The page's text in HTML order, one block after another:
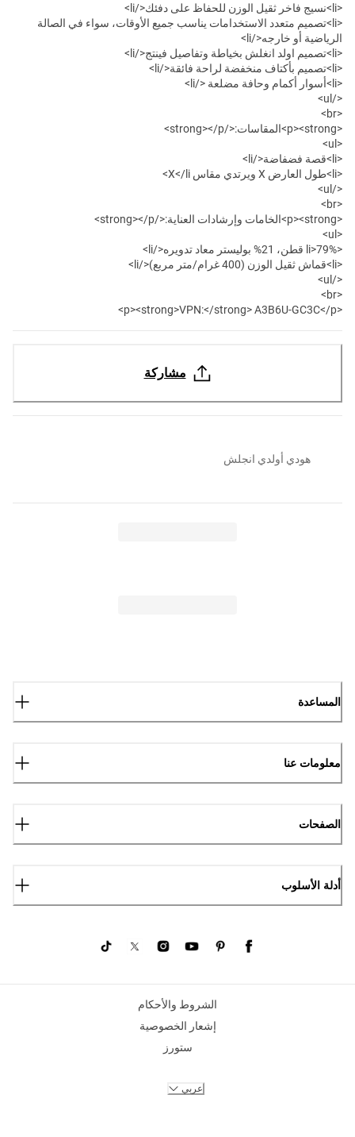
<li>نسيج فاخر ثقيل الوزن للحفاظ على دفئك</li>
<li>تصميم متعدد الاستخدامات يناسب جميع الأوقات، سواء في الصالة
الرياضية أو خارجه</li>
<li>تصميم اولد انغلش بخياطة وتفاصيل فينتج</li>
<li>تصميم بأكتاف منخفضة لراحة فائقة</li>
<li>أسوار أكمام وحافة مضلعة </li>
</ul>
<br>
<p><strong>المقاسات:</strong></p>
<ul>
<li>قصة فضفاضة</li>
<li>طول العارض X ويرتدي مقاس X</li>
</ul>
<br>
<p><strong>الخامات وإرشادات العناية:</strong></p>
<ul>
<li>79% قطن، 21% بوليستر معاد تدويره</li>
<li>قماش ثقيل الوزن (400 غرام/متر مربع)</li>
</ul>
<br>
<p><strong>VPN:</strong> A3B6U-GC3C</p>
مشاركة
هودي أولدي انجلش
المساعدة
معلومات عنا
الصفحات
أدلة الأسلوب
الشروط والأحكام
إشعار الخصوصية
ستورز
عربي